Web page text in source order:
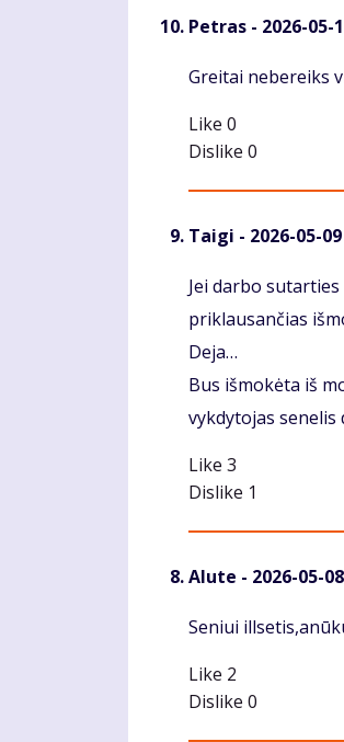
Petras - 2026-05-
Komentaras
Greitai nebereiks
Like 0
Dislike 0
Taigi - 2026-05-
Komentaras
Jei darbo
priklausančias
Deja…
Bus išmokėta iš
vykdytojas senelis
Like 3
Dislike 1
Alute - 2026-05-
Komentaras
Seniui
Like 2
Dislike 0